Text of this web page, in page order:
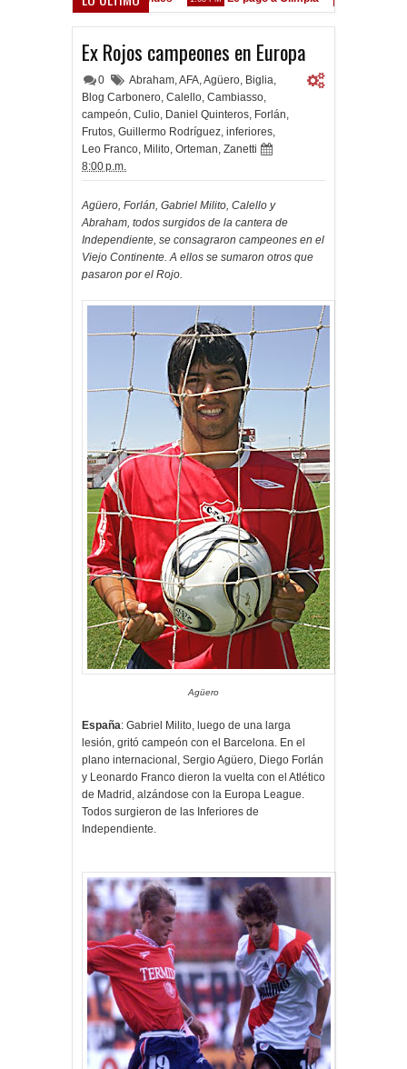
Ex Rojos campeones en Europa
0 Abraham,AFA,Agüero, Biglia,
Blog Carbonero, Calello, Cambiasso,
campeón, Culio, Daniel Quinteros, Forlán,
Frutos, Guillermo Rodríguez, inferiores,
Leo Franco, Milito, Orteman, Zanetti
8:00 p.m.
Agüero, Forlán, Gabriel Milito, Calello y
Abraham, todos surgidos de la cantera de
Independiente, se consagraron campeones en el
Viejo Continente. A ellos se sumaron otros que
pasaron por el Rojo.
Agüero
España: Gabriel Milito, luego de una larga
lesión, gritó campeón con el Barcelona. En el
plano internacional, Sergio Agüero, Diego Forlán
y Leonardo Franco dieron la vuelta con el Atlético
de Madrid, alzándose con la Europa League.
Todos surgieron de las Inferiores de
Independiente.